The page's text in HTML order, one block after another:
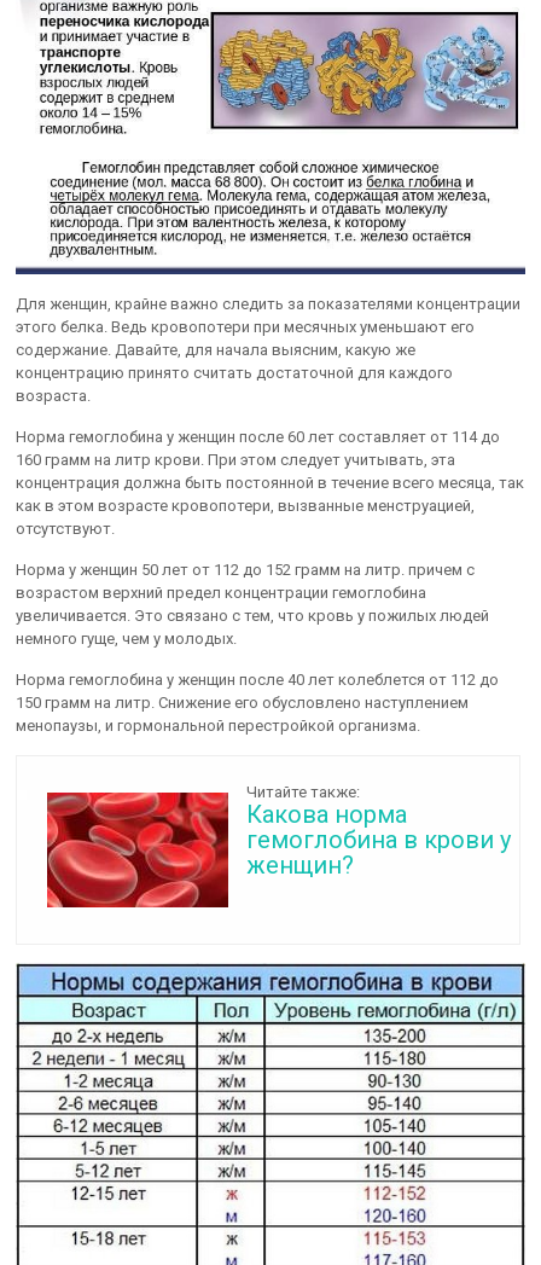
Для женщин, крайне важно следить за показателями концентрации
этого белка. Ведь кровопотери при месячных уменьшают его
содержание. Давайте, для начала выясним, какую же
концентрацию принято считать достаточной для каждого
возраста.
Норма гемоглобина у женщин после 60 лет составляет от 114 до
160 грамм на литр крови. При этом следует учитывать, эта
концентрация должна быть постоянной в течение всего месяца, так
как в этом возрасте кровопотери, вызванные менструацией,
отсутствуют.
Норма у женщин 50 лет от 112 до 152 грамм на литр. причем с
возрастом верхний предел концентрации гемоглобина
увеличивается. Это связано с тем, что кровь у пожилых людей
немного гуще, чем у молодых.
Норма гемоглобина у женщин после 40 лет колеблется от 112 до
150 грамм на литр. Снижение его обусловлено наступлением
менопаузы, и гормональной перестройкой организма.
Читайте также:
Какова норма
гемоглобина в крови у
женщин?